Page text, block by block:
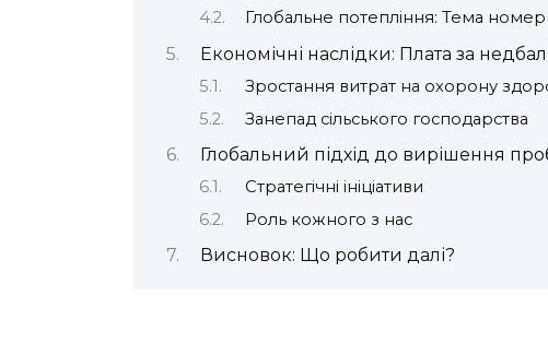
Глобальне потепління: Тема
Економічні наслідки: Плата за
Зростання витрат на охорону
Занепад сільського господарства
Глобальний підхід до вирішення
Стратегічні ініціативи
Роль кожного з нас
Висновок: Що робити далі?